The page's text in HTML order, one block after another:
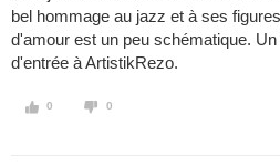
bel hommage au jazz et à ses
d'amour est un peu schématique.
d'entrée à ArtistikRezo.
0 0